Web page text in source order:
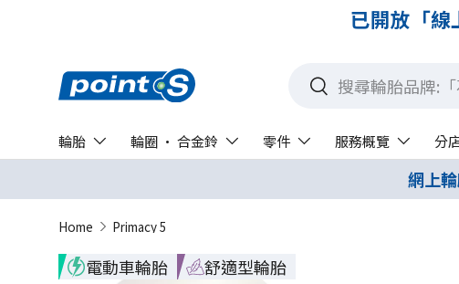
已開放「
搜尋
搜尋
輪胎 輪圈 · 合金鈴 零件 服務概覽 分
網上
Home Primacy 5
電動車輪胎 舒適型輪胎